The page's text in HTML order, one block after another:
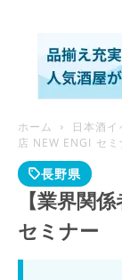
ホーム 日本酒
店 NEW ENGI セミ
長野県
【業界関
セミナー